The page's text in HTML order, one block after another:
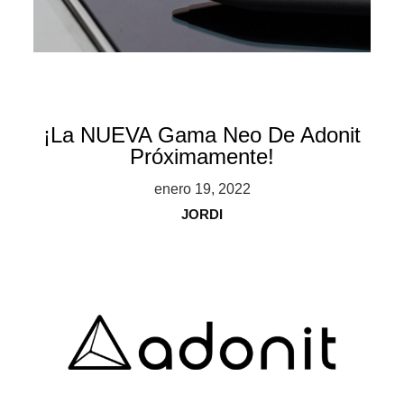
¡La NUEVA Gama Neo De Adonit
Próximamente!
enero 19, 2022
JORDI